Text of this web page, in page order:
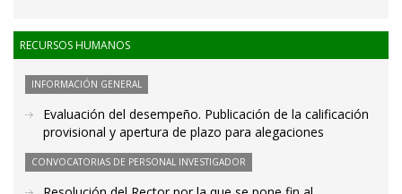
RECURSOS HUMANOS
INFORMACIÓN GENERAL
Evaluación del desempeño. Publicación de la calificación
provisional y apertura de plazo para alegaciones
CONVOCATORIAS DE PERSONAL INVESTIGADOR